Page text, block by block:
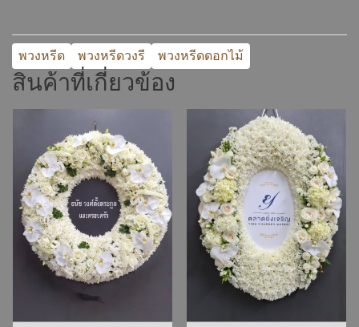
พวงหรีด พวงหรีดวงรี พวงหรีดดอกไม้
สินค้าที่เกี่ยวข้อง